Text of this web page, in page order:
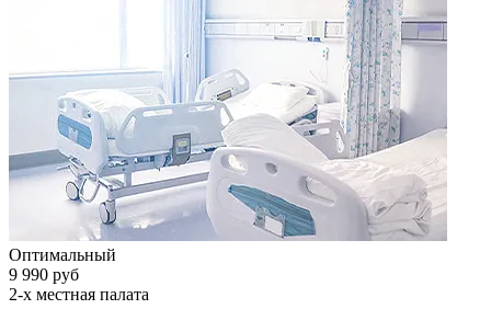
Оптимальный
9 990 руб
2-х местная палата